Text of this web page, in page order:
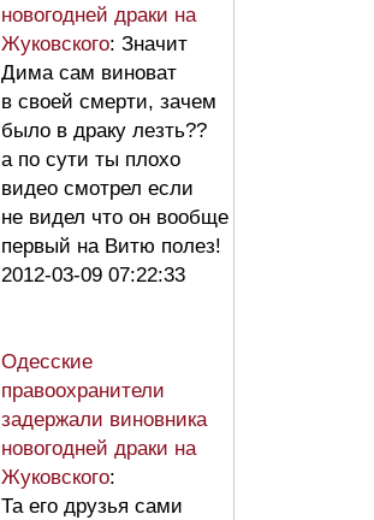
новогодней драки на
Жуковского: Значит
Дима сам виноват
в своей смерти, зачем
было в драку лезть??
а по сути ты плохо
видео смотрел если
не видел что он вообще
первый на Витю полез!
2012-03-09 07:22:33
Одесские
правоохранители
задержали виновника
новогодней драки на
Жуковского:
Та его друзья сами